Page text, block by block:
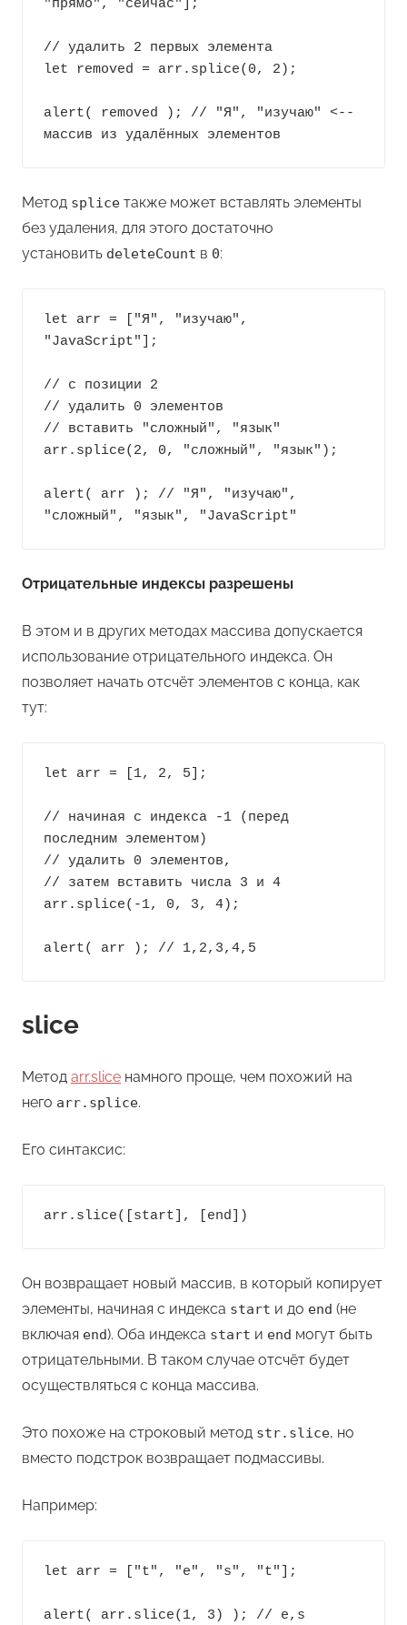
"прямо", "сейчас"];
// удалить 2 первых элемента
let removed = arr.splice(0, 2);
alert( removed ); // "Я", "изучаю" <--
массив из удалённых элементов
Метод splice также может вставлять элементы
без удаления, для этого достаточно
установить deleteCount в 0:
let arr = ["Я", "изучаю",
"JavaScript"];
// с позиции 2
// удалить 0 элементов
// вставить "сложный", "язык"
arr.splice(2, 0, "сложный", "язык");
alert( arr ); // "Я", "изучаю",
"сложный", "язык", "JavaScript"
Отрицательные индексы разрешены
В этом и в других методах массива допускается
использование отрицательного индекса. Он
позволяет начать отсчёт элементов с конца, как
тут:
let arr = [1, 2, 5];
// начиная с индекса -1 (перед
последним элементом)
// удалить 0 элементов,
// затем вставить числа 3 и 4
arr.splice(-1, 0, 3, 4);
alert( arr ); // 1,2,3,4,5
slice
Метод arr.slice намного проще, чем похожий на
него arr.splice.
Его синтаксис:
arr.slice([start], [end])
Он возвращает новый массив, в который копирует
элементы, начиная с индекса start и до end (не
включая end). Оба индекса start и end могут быть
отрицательными. В таком случае отсчёт будет
осуществляться с конца массива.
Это похоже на строковый метод str.slice, но
вместо подстрок возвращает подмассивы.
Например:
let arr = ["t", "e", "s", "t"];
alert( arr.slice(1, 3) ); // e,s